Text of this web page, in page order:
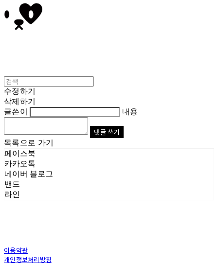
수정하기
삭제하기
글쓴이
내용
댓글 쓰기
목록으로 가기
페이스북
카카오톡
네이버 블로그
밴드
라인
이용약관
개인정보처리방침